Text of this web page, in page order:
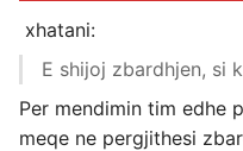
xhatani:
E shijoj zbardhjen, si
Per mendimin tim edhe
meqe ne pergjithesi